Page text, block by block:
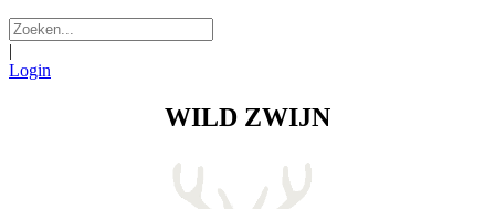
|
Login
WILD ZWIJN